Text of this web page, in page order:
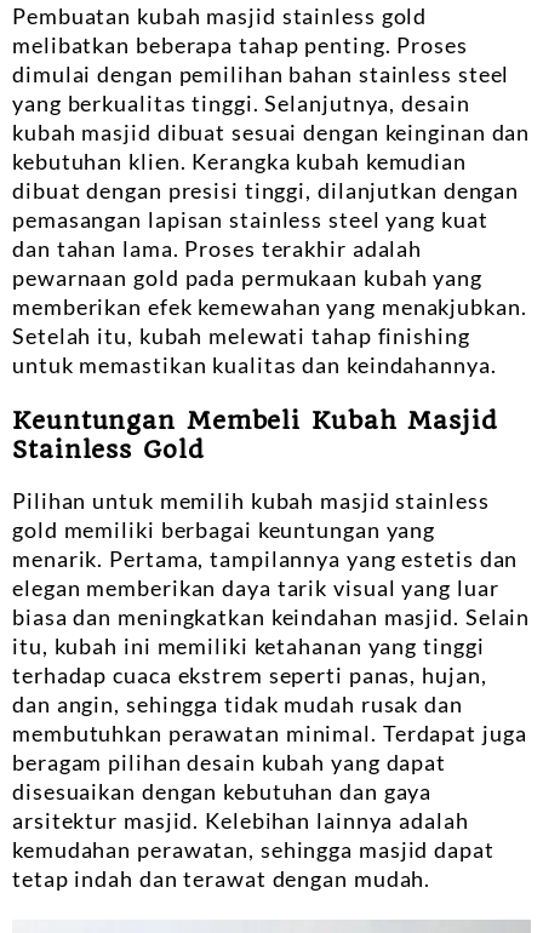
Pembuatan kubah masjid stainless gold
melibatkan beberapa tahap penting. Proses
dimulai dengan pemilihan bahan stainless steel
yang berkualitas tinggi. Selanjutnya, desain
kubah masjid dibuat sesuai dengan keinginan dan
kebutuhan klien. Kerangka kubah kemudian
dibuat dengan presisi tinggi, dilanjutkan dengan
pemasangan lapisan stainless steel yang kuat
dan tahan lama. Proses terakhir adalah
pewarnaan gold pada permukaan kubah yang
memberikan efek kemewahan yang menakjubkan.
Setelah itu, kubah melewati tahap finishing
untuk memastikan kualitas dan keindahannya.
Keuntungan Membeli Kubah Masjid
Stainless Gold
Pilihan untuk memilih kubah masjid stainless
gold memiliki berbagai keuntungan yang
menarik. Pertama, tampilannya yang estetis dan
elegan memberikan daya tarik visual yang luar
biasa dan meningkatkan keindahan masjid. Selain
itu, kubah ini memiliki ketahanan yang tinggi
terhadap cuaca ekstrem seperti panas, hujan,
dan angin, sehingga tidak mudah rusak dan
membutuhkan perawatan minimal. Terdapat juga
beragam pilihan desain kubah yang dapat
disesuaikan dengan kebutuhan dan gaya
arsitektur masjid. Kelebihan lainnya adalah
kemudahan perawatan, sehingga masjid dapat
tetap indah dan terawat dengan mudah.